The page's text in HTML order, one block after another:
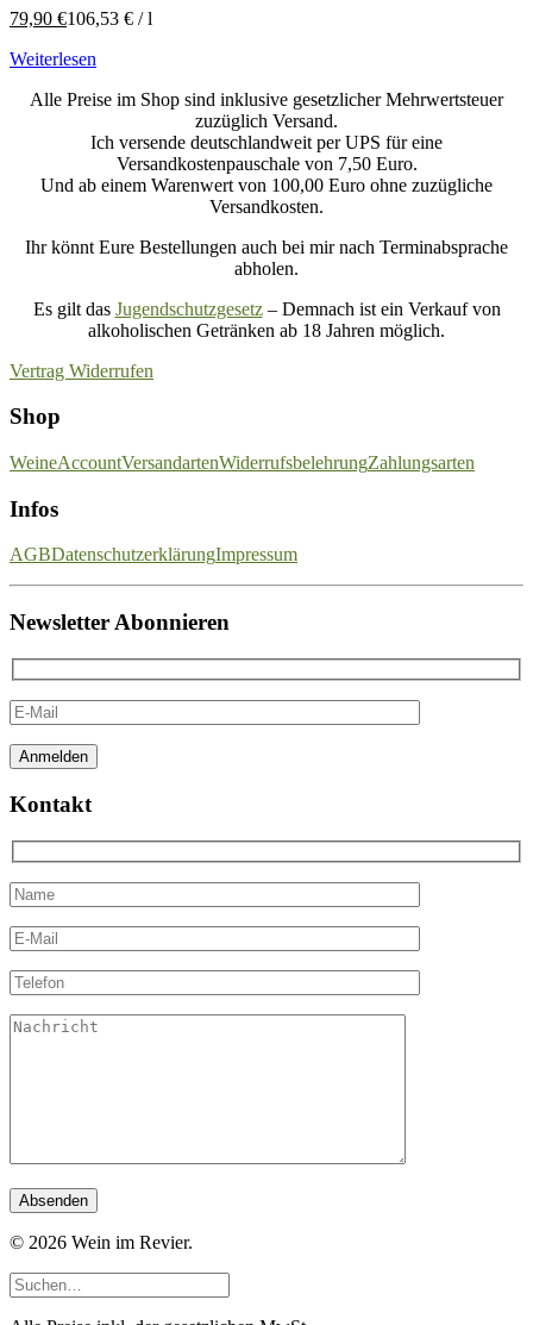
79,90 €106,53 € /l
Weiterlesen
Alle Preise im Shop sind inklusive gesetzlicher Mehrwertsteuer
zuzüglich Versand.
Ich versende deutschlandweit per UPS für eine
Versandkostenpauschale von 7,50 Euro.
Und ab einem Warenwert von 100,00 Euro ohne zuzügliche
Versandkosten.
Ihr könnt Eure Bestellungen auch bei mir nach Terminabsprache
abholen.
Es gilt das Jugendschutzgesetz– Demnach ist ein Verkauf von
alkoholischen Getränken ab 18 Jahren möglich.
Vertrag Widerrufen
Shop
WeineAccountVersandartenWiderrufsbelehrungZahlungsarten
Infos
AGBDatenschutzerklärungImpressum
Newsletter Abonnieren
Kontakt
© 2026 Wein im Revier.